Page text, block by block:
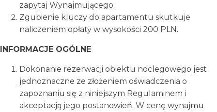
zapytaj Wynajmującego.
Zgubienie kluczy do apartamentu skutkuje
naliczeniem opłaty w wysokości 200 PLN.
INFORMACJE OGÓLNE
Dokonanie rezerwacji obiektu noclegowego jest
jednoznaczne ze złożeniem oświadczenia o
zapoznaniu się z niniejszym Regulaminem i
akceptacją jego postanowień. W cenę wynajmu